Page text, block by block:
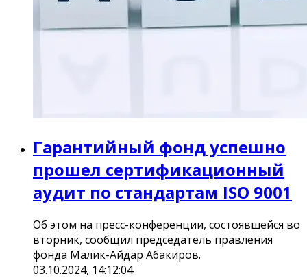
Гарантийный фонд успешно
прошел сертификационный
аудит по стандартам ISO 9001
Об этом на пресс-конференции, состоявшейся во
вторник, сообщил председатель правления
фонда Малик-Айдар Абакиров.
03.10.2024, 14:12:04